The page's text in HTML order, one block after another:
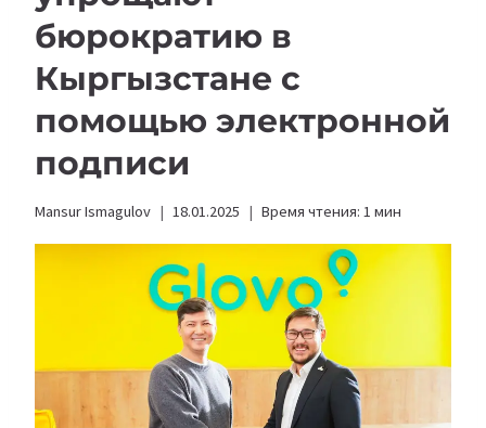
бюрократию в
Кыргызстане с
помощью электронной
подписи
Mansur Ismagulov 18.01.2025 Время чтения: 1 мин